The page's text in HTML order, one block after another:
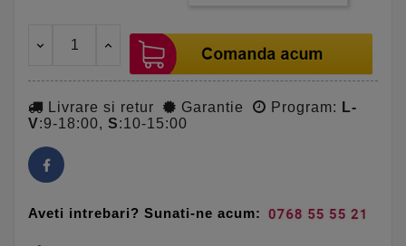
Livrare si retur Garantie Program: L-
V:9-18:00, S:10-15:00
Aveti intrebari? Sunati-ne acum: